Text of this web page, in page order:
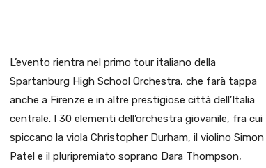
L’evento rientra nel primo tour italiano della
Spartanburg High School Orchestra, che farà tappa
anche a Firenze e in altre prestigiose città dell’Italia
centrale. I 30 elementi dell’orchestra giovanile, fra cui
spiccano la viola Christopher Durham, il violino Simon
Patel e il pluripremiato soprano Dara Thompson,